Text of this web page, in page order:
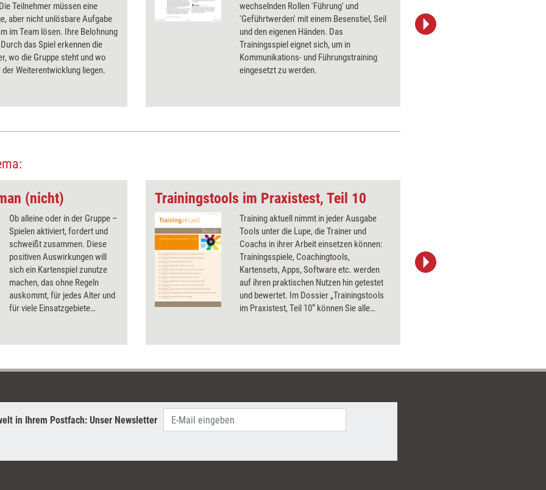
Teilnehmer müssen eine
aber nicht unlösbare Aufgabe
im Team lösen. Ihre Belohnung
das Spiel erkennen die
wo die Gruppe steht und wo
der Weiterentwicklung liegen.
wechselnden Rollen 'Führung' und
'Geführtwerden' mit einem Besenstiel, Seil
und den eigenen Händen. Das
Trainingsspiel eignet sich, um in
Kommunikations- und Führungstraining
eingesetzt zu werden.
(nicht)
Ob alleine oder in der Gruppe –
Spielen aktiviert, fordert und
schweißt zusammen. Diese
positiven Auswirkungen will
sich ein Kartenspiel zunutze
machen, das ohne Regeln
auskommt, für jedes Alter und
für viele Einsatzgebiete
kann, hat Training aktuell mit
herausgefunden.
Trainingstools im Praxistest, Teil 10
Training aktuell nimmt in jeder Ausgabe
Tools unter die Lupe, die Trainer und
Coachs in ihrer Arbeit einsetzen können:
Trainingsspiele, Coachingtools,
Kartensets, Apps, Software etc. werden
auf ihren praktischen Nutzen hin getestet
und bewertet. Im Dossier „Trainingstools
im Praxistest, Teil 10“ können Sie alle
in Ihrem Postfach: Unser Newsletter